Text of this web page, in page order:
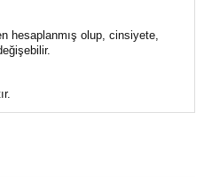
hesaplanmış olup, cinsiyete,